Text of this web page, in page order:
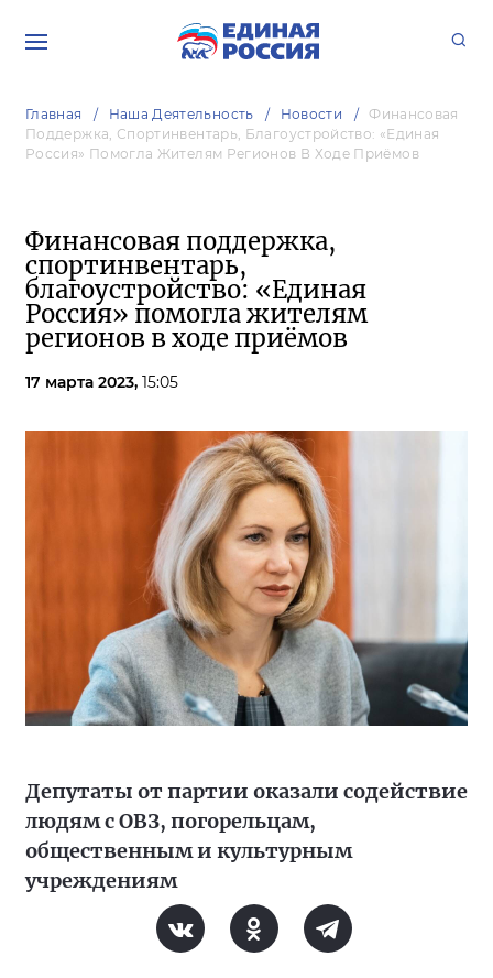
Главная Наша Деятельность Новости
Финансовая
Поддержка, Спортинвентарь, Благоустройство: «Единая
Россия» Помогла Жителям Регионов В Ходе Приёмов
Финансовая поддержка,
спортинвентарь,
благоустройство: «Единая
Россия» помогла жителям
регионов в ходе приёмов
17 марта 2023, 15:05
Депутаты от партии оказали содействие
людям с ОВЗ, погорельцам,
общественным и культурным
учреждениям